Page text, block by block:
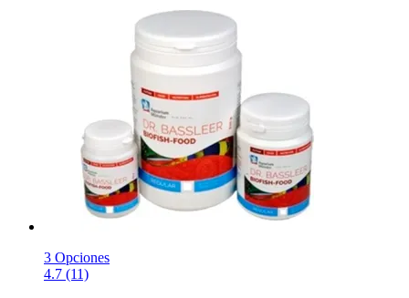
3 Opciones
4.7 (11)